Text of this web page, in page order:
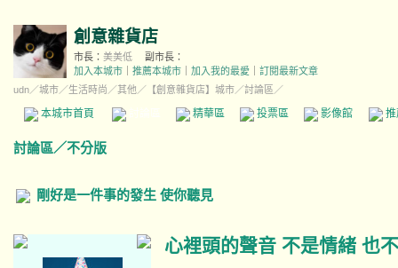
創意雜貨店
市長： 美美低
副市長：
加入本城市
推薦本城市 加入我的最愛
訂閱最新文章
udn／城市／生活時尚 ／其他 ／ 【創意雜貨店】城市／討論區／
本城市首頁 精華區 投票區 影像館
討論區／不分版
剛好是一件事的發生 使你聽見
心裡頭的聲音 不是情緒 也